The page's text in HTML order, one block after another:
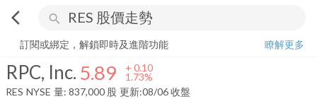
arrow_back_ios search
RPC, Inc. 5.89 + 1.73%
訂閱或綁定，解鎖即時及進階功能
瞭解更多
RPC, Inc. 5.89 + 0.10
1.73%
RES NYSE 量: 837,000 股 更新:08/06 收盤